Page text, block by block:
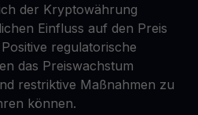
der Kryptowährung
Einfluss auf den Preis
regulatorische
das Preiswachstum
restriktive Maßnahmen zu
können.